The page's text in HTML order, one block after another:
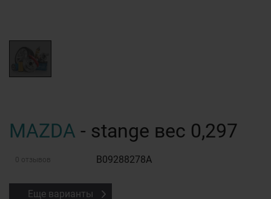
MAZDA - stange вес 0,297
0 отзывов B09288278A
Еще варианты